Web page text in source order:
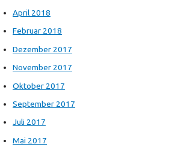
April 2018
Februar 2018
Dezember 2017
November 2017
Oktober 2017
September 2017
Juli 2017
Mai 2017